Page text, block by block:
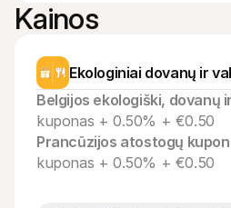
Kainos
Ekologiniai dovanų ir
Belgijos ekologiški, dovanų
kuponas + 0.50% + €0.50
Prancūzijos atostogų
kuponas + 0.50% + €0.50